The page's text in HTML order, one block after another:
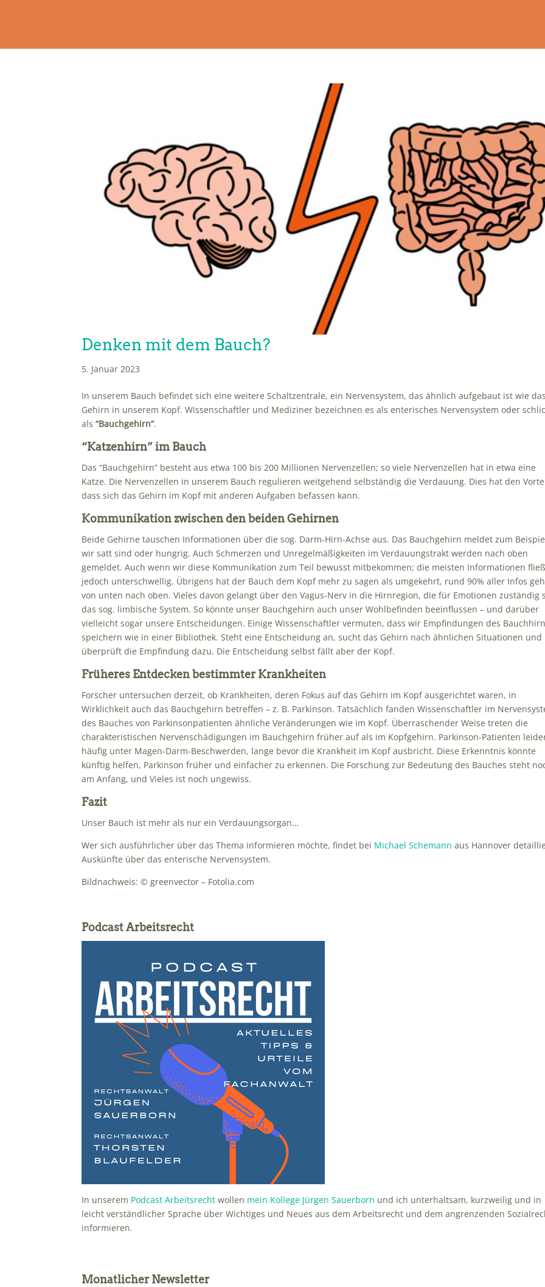
Denken mit dem Bauch?
5. Januar 2023
In unserem Bauch befindet sich eine weitere Schaltzentrale, ein Nervensystem, das ähnlich aufgebaut ist wie
Gehirn in unserem Kopf. Wissenschaftler und Mediziner bezeichnen es als enterisches Nervensystem oder
als“Bauchgehirn”.
“Katzenhirn” im Bauch
Das “Bauchgehirn” besteht aus etwa 100 bis 200 Millionen Nervenzellen; so viele Nervenzellen hat in etwa eine
Katze. Die Nervenzellen in unserem Bauch regulieren weitgehend selbständig die Verdauung. Dies hat den
dass sich das Gehirn im Kopf mit anderen Aufgaben befassen kann.
Kommunikation zwischen den beiden Gehirnen
Beide Gehirne tauschen Informationen über die sog. Darm-Hirn-Achse aus. Das Bauchgehirn meldet zum
wir satt sind oder hungrig. Auch Schmerzen und Unregelmäßigkeiten im Verdauungstrakt werden nach oben
gemeldet. Auch wenn wir diese Kommunikation zum Teil bewusst mitbekommen; die meisten Informationen
jedoch unterschwellig. Übrigens hat der Bauch dem Kopf mehr zu sagen als umgekehrt, rund 90% aller Infos
von unten nach oben. Vieles davon gelangt über den Vagus-Nerv in die Hirnregion, die für Emotionen zuständig
das sog. limbische System. So könnte unser Bauchgehirn auch unser Wohlbefinden beeinflussen – und darüber
vielleicht sogar unsere Entscheidungen. Einige Wissenschaftler vermuten, dass wir Empfindungen des
speichern wie in einer Bibliothek. Steht eine Entscheidung an, sucht das Gehirn nach ähnlichen Situationen und
überprüft die Empfindung dazu. Die Entscheidung selbst fällt aber der Kopf.
Früheres Entdecken bestimmter Krankheiten
Forscher untersuchen derzeit, ob Krankheiten, deren Fokus auf das Gehirn im Kopf ausgerichtet waren, in
Wirklichkeit auch das Bauchgehirn betreffen – z. B. Parkinson. Tatsächlich fanden Wissenschaftler im
des Bauches von Parkinsonpatienten ähnliche Veränderungen wie im Kopf. Überraschender Weise treten die
charakteristischen Nervenschädigungen im Bauchgehirn früher auf als im Kopfgehirn. Parkinson-Patienten
häufig unter Magen-Darm-Beschwerden, lange bevor die Krankheit im Kopf ausbricht. Diese Erkenntnis könnte
künftig helfen, Parkinson früher und einfacher zu erkennen. Die Forschung zur Bedeutung des Bauches steht
am Anfang, und Vieles ist noch ungewiss.
Fazit
Unser Bauch ist mehr als nur ein Verdauungsorgan…
Wer sich ausführlicher über das Thema informieren möchte, findet bei Michael Schemannaus Hannover
Auskünfte über das enterische Nervensystem.
Bildnachweis: © greenvector – Fotolia.com
Podcast Arbeitsrecht
In unserem Podcast Arbeitsrecht wollen mein Kollege Jürgen Sauerborn und ich unterhaltsam, kurzweilig und in
leicht verständlicher Sprache über Wichtiges und Neues aus dem Arbeitsrecht und dem angrenzenden
informieren.
Monatlicher Newsletter